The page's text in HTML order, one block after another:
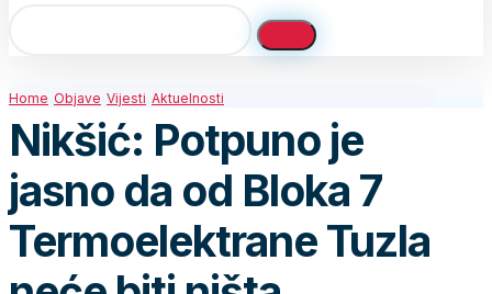
Home Objave Vijesti Aktuelnosti
Nikšić: Potpuno je
jasno da od Bloka 7
Termoelektrane Tuzla